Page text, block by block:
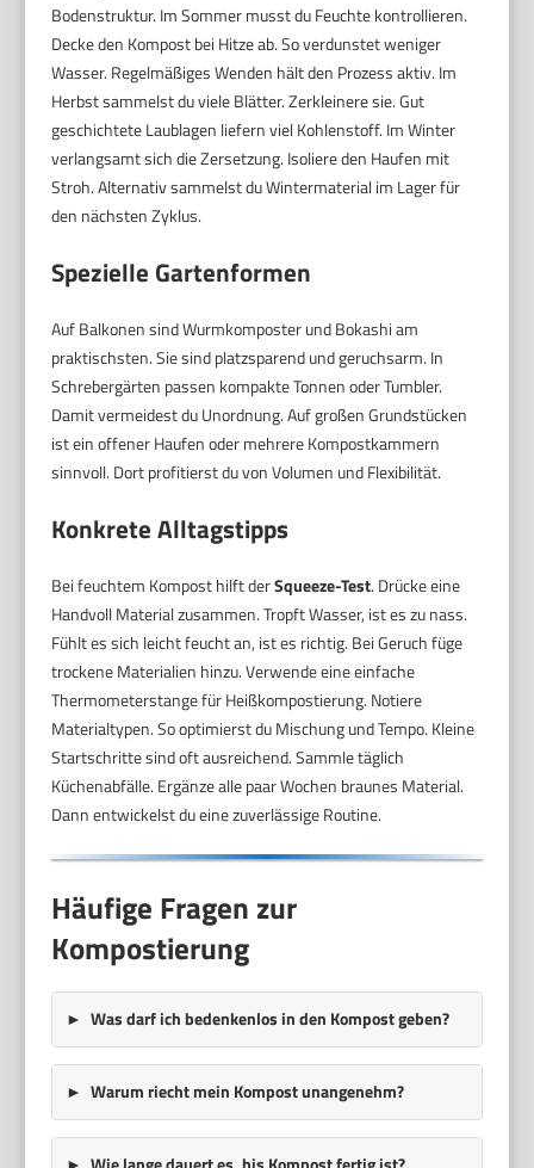
Bodenstruktur. Im Sommer musst du Feuchte kontrollieren.
Decke den Kompost bei Hitze ab. So verdunstet weniger
Wasser. Regelmäßiges Wenden hält den Prozess aktiv. Im
Herbst sammelst du viele Blätter. Zerkleinere sie. Gut
geschichtete Laublagen liefern viel Kohlenstoff. Im Winter
verlangsamt sich die Zersetzung. Isoliere den Haufen mit
Stroh. Alternativ sammelst du Wintermaterial im Lager für
den nächsten Zyklus.
Spezielle Gartenformen
Auf Balkonen sind Wurmkomposter und Bokashi am
praktischsten. Sie sind platzsparend und geruchsarm. In
Schrebergärten passen kompakte Tonnen oder Tumbler.
Damit vermeidest du Unordnung. Auf großen Grundstücken
ist ein offener Haufen oder mehrere Kompostkammern
sinnvoll. Dort profitierst du von Volumen und Flexibilität.
Konkrete Alltagstipps
Bei feuchtem Kompost hilft derSqueeze-Test. Drücke eine
Handvoll Material zusammen. Tropft Wasser, ist es zu nass.
Fühlt es sich leicht feucht an, ist es richtig. Bei Geruch füge
trockene Materialien hinzu. Verwende eine einfache
Thermometerstange für Heißkompostierung. Notiere
Materialtypen. So optimierst du Mischung und Tempo. Kleine
Startschritte sind oft ausreichend. Sammle täglich
Küchenabfälle. Ergänze alle paar Wochen braunes Material.
Dann entwickelst du eine zuverlässige Routine.
Häufige Fragen zur
Kompostierung
Was darf ich bedenkenlos in den Kompost geben?
Warum riecht mein Kompost unangenehm?